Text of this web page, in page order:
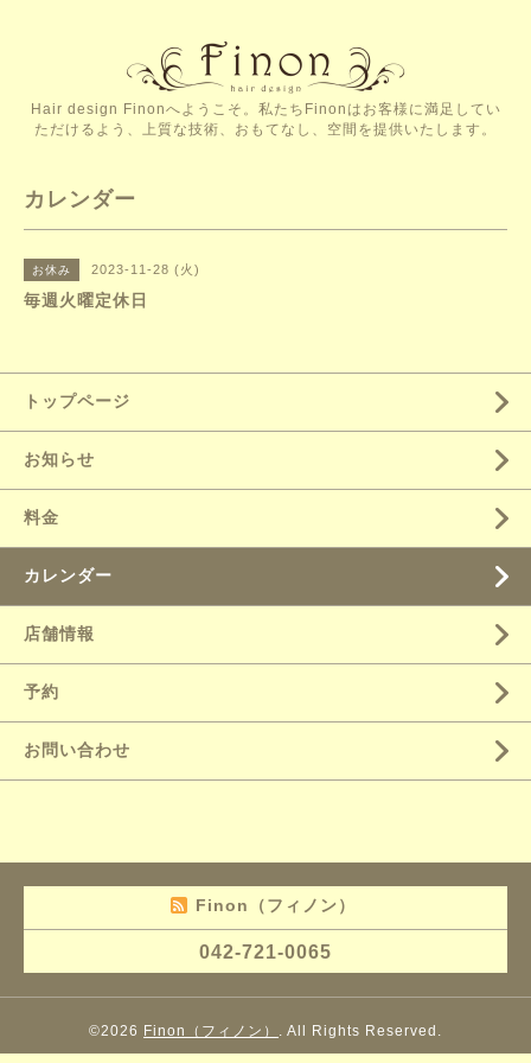
Hair design Finonへようこそ。私たちFinonはお客様に満足してい
ただけるよう、上質な技術、おもてなし、空間を提供いたします。
カレンダー
お休み 2023-11-28 (火)
毎週火曜定休日
トップページ
お知らせ
料金
カレンダー
店舗情報
予約
お問い合わせ
Finon（フィノン）
042-721-0065
©2026 Finon（フィノン） . All Rights Reserved.